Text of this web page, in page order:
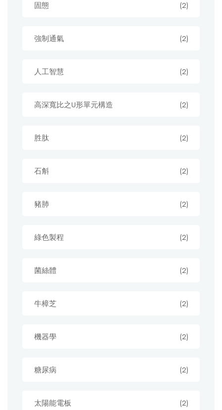
固態 (2)
強制通氣 (2)
人工智慧 (2)
高深寬比之U形單元構造 (2)
胜肽 (2)
石斛 (2)
豬肺 (2)
綠色製程 (2)
菌絲體 (2)
牛樟芝 (2)
機器學 (2)
糖尿病 (2)
太陽能電板 (2)